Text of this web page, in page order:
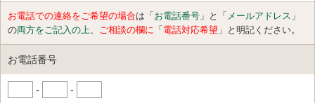
お電話での連絡をご希望の場合は「 お電話番号 」と「 メールアドレス 」
の両方をご記入の上、 ご相談の欄に 「 電話対応希望 」と明記ください。
お電話番号
- -